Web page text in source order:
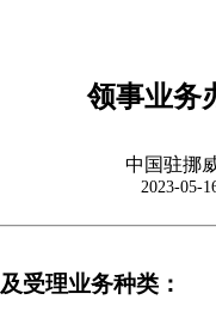
领事业务
中国驻挪
2023-05-
受理业务种类：